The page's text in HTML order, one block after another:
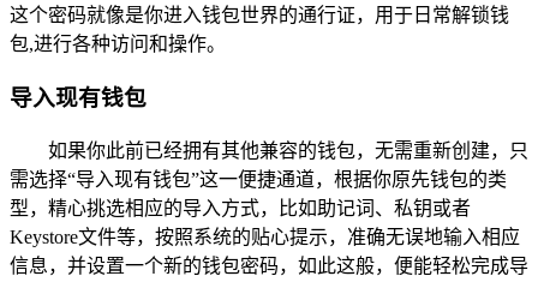
这个密码就像是你进入钱包世界的通行证，用于日常解锁钱
包,进行各种访问和操作。
导入现有钱包
如果你此前已经拥有其他兼容的钱包，无需重新创建，只
需选择“导入现有钱包”这一便捷通道，根据你原先钱包的类
型，精心挑选相应的导入方式，比如助记词、私钥或者
Keystore文件等，按照系统的贴心提示，准确无误地输入相应
信息，并设置一个新的钱包密码，如此这般，便能轻松完成导